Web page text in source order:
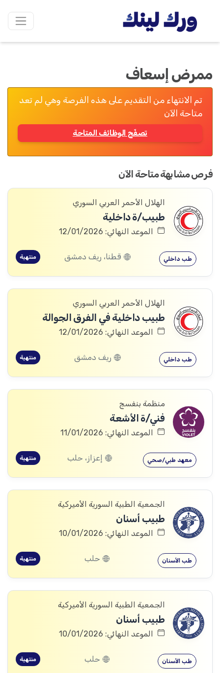
ممرض إسعاف
تم الانتهاء من التقديم على هذه الفرصة وهي لم تعد
متاحة الآن
تصفّح الوظائف المتاحة
فرص مشابهة متاحة الآن
الهلال الأحمر العربي السوري
طبيب/ة داخلية
الموعد النهائي: 12/01/2026
طب داخلي قطنا، ريف دمشق منتهية
الهلال الأحمر العربي السوري
طبيب داخلية في الفرق الجوالة
الموعد النهائي: 12/01/2026
طب داخلي ريف دمشق منتهية
منظمة بنفسج
فني/ة الأشعة
الموعد النهائي: 11/01/2026
معهد طبي/صحي إعزاز، حلب منتهية
الجمعية الطبية السورية الأميركية
طبيب أسنان
الموعد النهائي: 10/01/2026
طب الأسنان حلب منتهية
الجمعية الطبية السورية الأميركية
طبيب أسنان
الموعد النهائي: 10/01/2026
طب الأسنان حلب منتهية